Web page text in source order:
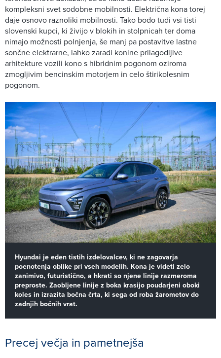
kompleksni svet sodobne mobilnosti. Električna kona torej
daje osnovo raznoliki mobilnosti. Tako bodo tudi vsi tisti
slovenski kupci, ki živijo v blokih in stolpnicah ter doma
nimajo možnosti polnjenja, še manj pa postavitve lastne
sončne elektrarne, lahko zaradi konine prilagodljive
arhitekture vozili kono s hibridnim pogonom oziroma
zmogljivim bencinskim motorjem in celo štirikolesnim
pogonom.
Hyundai je eden tistih izdelovalcev, ki ne zagovarja
poenotenja oblike pri vseh modelih. Kona je videti zelo
zanimivo, futuristično, a hkrati so njene linije razmeroma
preproste. Zaobljene linije z boka krasijo poudarjeni oboki
koles in izrazita bočna črta, ki sega od roba žarometov do
zadnjih bočnih vrat.
Precej večja in pametnejša